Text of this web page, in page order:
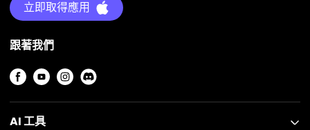
立即取得應用
跟著我們
AI 工具